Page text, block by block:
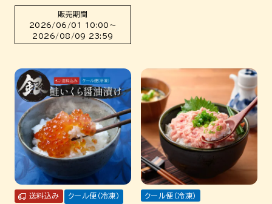
販売期間
2026/06/01 10:00 〜
2026/08/09 23:59
送料込み クール便（冷凍） クール便（冷凍）